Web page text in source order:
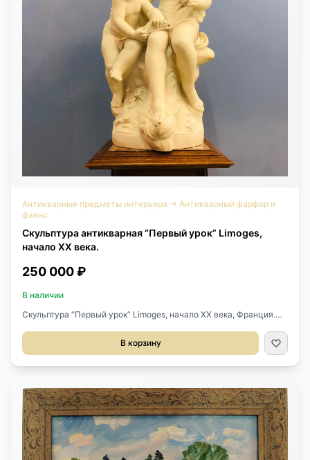
Антикварные предметы интерьера → Антикварный фарфор и
фаянс
Скульптура антикварная “Первый урок” Limoges,
начало XX века.
250 000 ₽
В наличии
Скульптура “Первый урок” Limoges, начало XX века, Франция.
Размер 30 х 39 х 60H см.Предмет участвовал в съемках фильма
Андрея Кончаловского "Хроники русской революции" (вышел на
В корзину